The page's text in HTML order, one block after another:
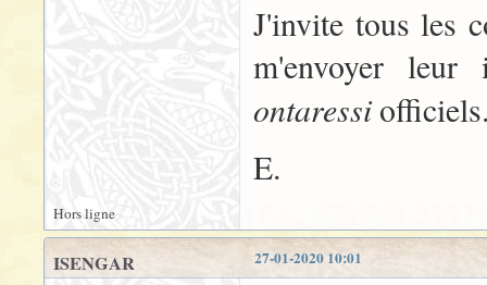
J'invite tous les
m'envoyer leur
ontaressi
E.
Hors ligne
27-01-2020 10:01
ISENGAR